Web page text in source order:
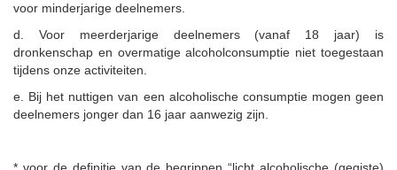
voor minderjarige deelnemers.
d. Voor meerderjarige deelnemers (vanaf 18 jaar) is
dronkenschap en overmatige alcoholconsumptie niet toegestaan
tijdens onze activiteiten.
e. Bij het nuttigen van een alcoholische consumptie mogen geen
deelnemers jonger dan 16 jaar aanwezig zijn.